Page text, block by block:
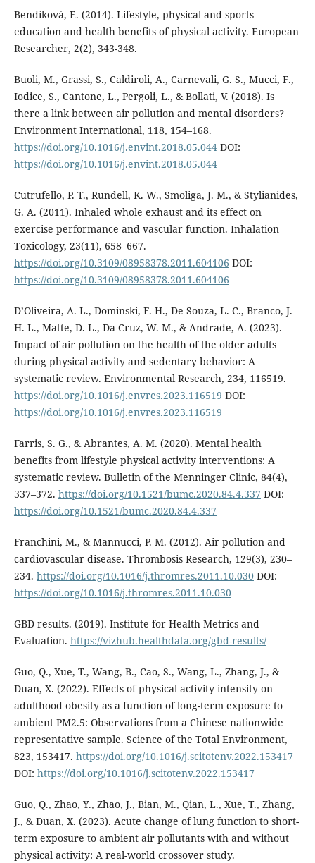
Bendíková, E. (2014). Lifestyle, physical and sports
education and health benefits of physical activity. European
Researcher, 2(2), 343-348.
Buoli, M., Grassi, S., Caldiroli, A., Carnevali, G. S., Mucci, F.,
Iodice, S., Cantone, L., Pergoli, L., & Bollati, V. (2018). Is
there a link between air pollution and mental disorders?
Environment International, 118, 154–168.
https://doi.org/10.1016/j.envint.2018.05.044DOI:
https://doi.org/10.1016/j.envint.2018.05.044
Cutrufello, P. T., Rundell, K. W., Smoliga, J. M., & Stylianides,
G. A. (2011). Inhaled whole exhaust and its effect on
exercise performance and vascular function. Inhalation
Toxicology, 23(11), 658–667.
https://doi.org/10.3109/08958378.2011.604106 DOI:
https://doi.org/10.3109/08958378.2011.604106
D’Oliveira, A. L., Dominski, F. H., De Souza, L. C., Branco, J.
H. L., Matte, D. L., Da Cruz, W. M., & Andrade, A. (2023).
Impact of air pollution on the health of the older adults
during physical activity and sedentary behavior: A
systematic review. Environmental Research, 234, 116519.
https://doi.org/10.1016/j.envres.2023.116519 DOI:
https://doi.org/10.1016/j.envres.2023.116519
Farris, S. G., & Abrantes, A. M. (2020). Mental health
benefits from lifestyle physical activity interventions: A
systematic review. Bulletin of the Menninger Clinic, 84(4),
337–372. https://doi.org/10.1521/bumc.2020.84.4.337 DOI:
https://doi.org/10.1521/bumc.2020.84.4.337
Franchini, M., & Mannucci, P. M. (2012). Air pollution and
cardiovascular disease. Thrombosis Research, 129(3), 230–
234. https://doi.org/10.1016/j.thromres.2011.10.030DOI:
https://doi.org/10.1016/j.thromres.2011.10.030
GBD results. (2019). Institute for Health Metrics and
Evaluation. https://vizhub.healthdata.org/gbd-results/
Guo, Q., Xue, T., Wang, B., Cao, S., Wang, L., Zhang, J., &
Duan, X. (2022). Effects of physical activity intensity on
adulthood obesity as a function of long-term exposure to
ambient PM2.5: Observations from a Chinese nationwide
representative sample. Science of the Total Environment,
823, 153417. https://doi.org/10.1016/j.scitotenv.2022.153417
DOI: https://doi.org/10.1016/j.scitotenv.2022.153417
Guo, Q., Zhao, Y., Zhao, J., Bian, M., Qian, L., Xue, T., Zhang,
J., & Duan, X. (2023). Acute change of lung function to short-
term exposure to ambient air pollutants with and without
physical activity: A real-world crossover study.